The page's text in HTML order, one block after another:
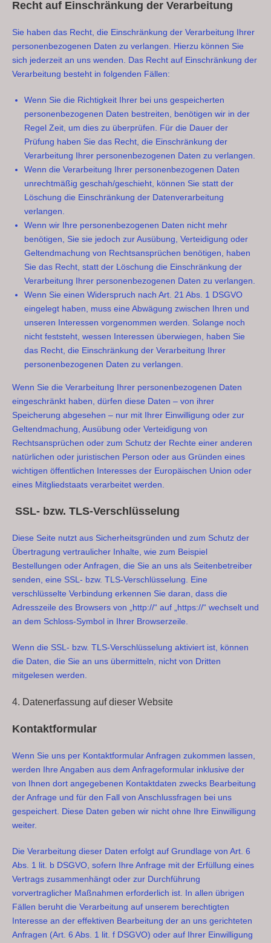
Recht auf Einschränkung der Verarbeitung
Sie haben das Recht, die Einschränkung der Verarbeitung Ihrer
personenbezogenen Daten zu verlangen. Hierzu können Sie
sich jederzeit an uns wenden. Das Recht auf Einschränkung der
Verarbeitung besteht in folgenden Fällen:
Wenn Sie die Richtigkeit Ihrer bei uns gespeicherten
personenbezogenen Daten bestreiten, benötigen wir in der
Regel Zeit, um dies zu überprüfen. Für die Dauer der
Prüfung haben Sie das Recht, die Einschränkung der
Verarbeitung Ihrer personenbezogenen Daten zu verlangen.
Wenn die Verarbeitung Ihrer personenbezogenen Daten
unrechtmäßig geschah/geschieht, können Sie statt der
Löschung die Einschränkung der Datenverarbeitung
verlangen.
Wenn wir Ihre personenbezogenen Daten nicht mehr
benötigen, Sie sie jedoch zur Ausübung, Verteidigung oder
Geltendmachung von Rechtsansprüchen benötigen, haben
Sie das Recht, statt der Löschung die Einschränkung der
Verarbeitung Ihrer personenbezogenen Daten zu verlangen.
Wenn Sie einen Widerspruch nach Art. 21 Abs. 1 DSGVO
eingelegt haben, muss eine Abwägung zwischen Ihren und
unseren Interessen vorgenommen werden. Solange noch
nicht feststeht, wessen Interessen überwiegen, haben Sie
das Recht, die Einschränkung der Verarbeitung Ihrer
personenbezogenen Daten zu verlangen.
Wenn Sie die Verarbeitung Ihrer personenbezogenen Daten
eingeschränkt haben, dürfen diese Daten – von ihrer
Speicherung abgesehen – nur mit Ihrer Einwilligung oder zur
Geltendmachung, Ausübung oder Verteidigung von
Rechtsansprüchen oder zum Schutz der Rechte einer anderen
natürlichen oder juristischen Person oder aus Gründen eines
wichtigen öffentlichen Interesses der Europäischen Union oder
eines Mitgliedstaats verarbeitet werden.
SSL- bzw. TLS-Verschlüsselung
Diese Seite nutzt aus Sicherheitsgründen und zum Schutz der
Übertragung vertraulicher Inhalte, wie zum Beispiel
Bestellungen oder Anfragen, die Sie an uns als Seitenbetreiber
senden, eine SSL- bzw. TLS-Verschlüsselung. Eine
verschlüsselte Verbindung erkennen Sie daran, dass die
Adresszeile des Browsers von „http://“ auf „https://“ wechselt und
an dem Schloss-Symbol in Ihrer Browserzeile.
Wenn die SSL- bzw. TLS-Verschlüsselung aktiviert ist, können
die Daten, die Sie an uns übermitteln, nicht von Dritten
mitgelesen werden.
4. Datenerfassung auf dieser Website
Kontaktformular
Wenn Sie uns per Kontaktformular Anfragen zukommen lassen,
werden Ihre Angaben aus dem Anfrageformular inklusive der
von Ihnen dort angegebenen Kontaktdaten zwecks Bearbeitung
der Anfrage und für den Fall von Anschlussfragen bei uns
gespeichert. Diese Daten geben wir nicht ohne Ihre Einwilligung
weiter.
Die Verarbeitung dieser Daten erfolgt auf Grundlage von Art. 6
Abs. 1 lit. b DSGVO, sofern Ihre Anfrage mit der Erfüllung eines
Vertrags zusammenhängt oder zur Durchführung
vorvertraglicher Maßnahmen erforderlich ist. In allen übrigen
Fällen beruht die Verarbeitung auf unserem berechtigten
Interesse an der effektiven Bearbeitung der an uns gerichteten
Anfragen (Art. 6 Abs. 1 lit. f DSGVO) oder auf Ihrer Einwilligung